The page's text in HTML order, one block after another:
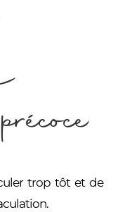
trop tôt et de